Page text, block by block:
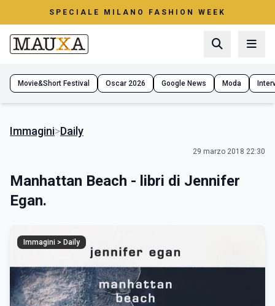
SPECIALE MILANO FASHION WEEK
Movie&Short Festival Oscar 2026 Google News Moda
Immagini>Daily
29 marzo 2018 22:30
Manhattan Beach - libri di Jennifer
Egan.
Immagini > Daily